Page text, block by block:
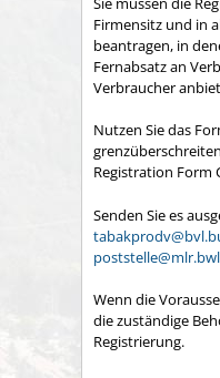
Firmensitz und in
beantragen, in
Fernabsatz an
Verbraucher
Nutzen Sie das
Registration Form
Senden Sie es
Wenn die
die zuständige
Registrierung.